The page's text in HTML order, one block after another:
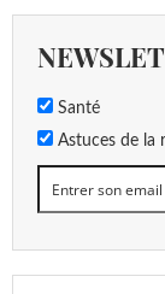
Santé
Astuces de la